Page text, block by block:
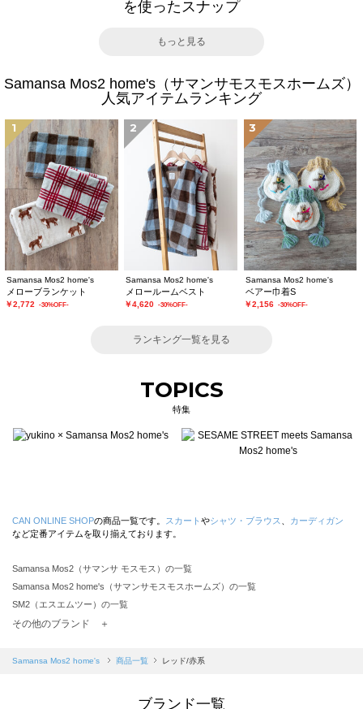
を使ったスナップ
もっと見る
Samansa Mos2 home's（サマンサモスモスホームズ）
人気アイテムランキング
1
Samansa Mos2 home's
メローブランケット
￥2,772 -30%OFF-
2
Samansa Mos2 home's
メロールームベスト
￥4,620 -30%OFF-
3
Samansa Mos2 home's
ベアー巾着S
￥2,156 -30%OFF-
ランキング一覧を見る
TOPICS
特集
CAN ONLINE SHOPの商品一覧です。 スカート やシャツ・ブラウス
カーディガン
など定番アイテムを取り揃えております。
Samansa Mos2（サマンサ モスモス）の一覧
Samansa Mos2 home's（サマンサモスモスホームズ）の一覧
SM2（エスエムツー）の一覧
TSUHARU by Samansa Mos2（ツハルバイサマンサモスモス）の一覧
Samansa Mos2 blue（サマンサモスモス ブルー）の一覧
その他のブランド ＋
Samansa Mos2 home's 商品一覧 レッド/赤系
ブランド一覧